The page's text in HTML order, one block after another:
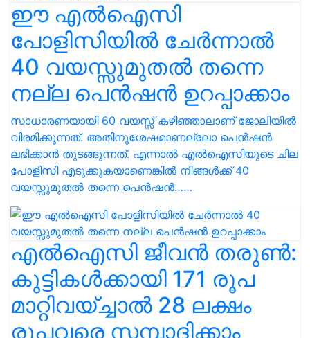
ഈ എല്‍ഐസി
പോളിസിയിൽ ചേർന്നാൽ
40 വയസ്സുമുതല്‍ തന്നെ
നല്ല പെൻഷൻ ഉറപ്പാക്കാം
സാധാരണയായി 60 വയസ്സ് കഴിഞ്ഞാലാണ് ജോലിയിൽ
വിരമിക്കുന്നത്. അതിനുശേഷമാണല്ലോ പെൻഷൻ
ലഭിക്കാൻ തുടങ്ങുന്നത്. എന്നാൽ എല്‍ഐസിയുടെ ചില
പോളിസി എടുക്കുകയാണെങ്കിൽ നിങ്ങൾക്ക് 40
വയസ്സുമുതൽ തന്നെ പെൻഷൻ……
എൽഐസി ജീവൻ തരുൺ:
കുട്ടികൾക്കായി 171 രൂപ
മാറ്റിവയ്ച്ചാൽ 28 ലക്ഷം
രൂപവരെ സമ്പാദിക്കാം